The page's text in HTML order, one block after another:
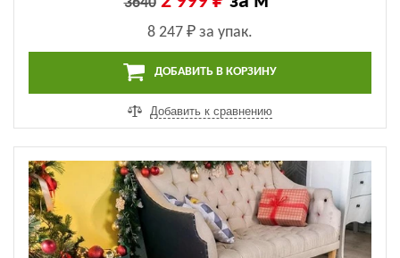
8 247 ₽ за упак.
ДОБАВИТЬ В КОРЗИНУ
Добавить к сравнению